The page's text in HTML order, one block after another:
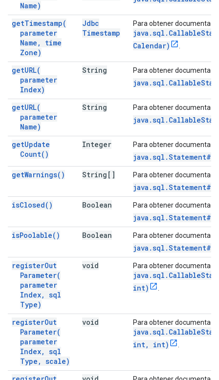
Name)
getTimestamp(
parameter
Name ,
time
Zone)
Jdbc
Timestamp
Para obtener
Calendar)
getURL(
parameter
Index)
String Para obtener
getURL(
parameter
Name)
String Para obtener
getUpdate
Count( )
Integer Para obtener
getWarnings( ) String[] Para obtener
isClosed( ) Boolean Para obtener
isPoolable( ) Boolean Para obtener
registerOut
Parameter(
parameter
Index, sql
Type)
void Para obtener
int)
registerOut
Parameter(
parameter
Index, sql
Type , scale)
void Para obtener
int, int)